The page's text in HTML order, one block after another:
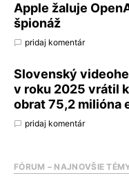
Apple žaluje
špionáž
pridaj komentár
Slovenský
v roku 2025 vrátil
obrat 75,2 milióna
pridaj komentár
FÓRUM – NAJNOVŠIE